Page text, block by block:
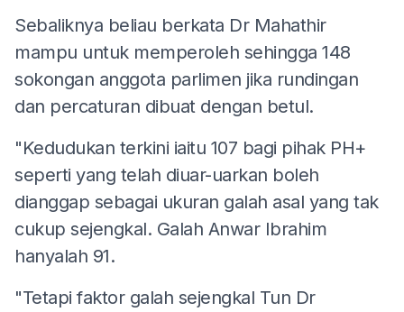
Sebaliknya beliau berkata Dr Mahathir
mampu untuk memperoleh sehingga 148
sokongan anggota parlimen jika rundingan
dan percaturan dibuat dengan betul.
"Kedudukan terkini iaitu 107 bagi pihak PH+
seperti yang telah diuar-uarkan boleh
dianggap sebagai ukuran galah asal yang tak
cukup sejengkal. Galah Anwar Ibrahim
hanyalah 91.
"Tetapi faktor galah sejengkal Tun Dr